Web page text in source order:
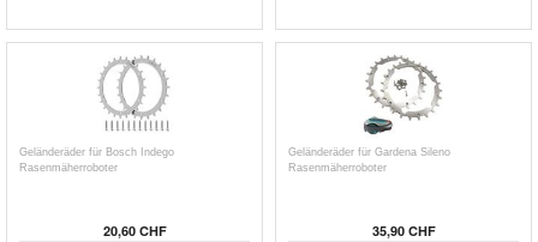
Geländeräder für Bosch Indego
Rasenmäherroboter
20,60 CHF
Geländeräder für Gardena Sileno
Rasenmäherroboter
35,90 CHF